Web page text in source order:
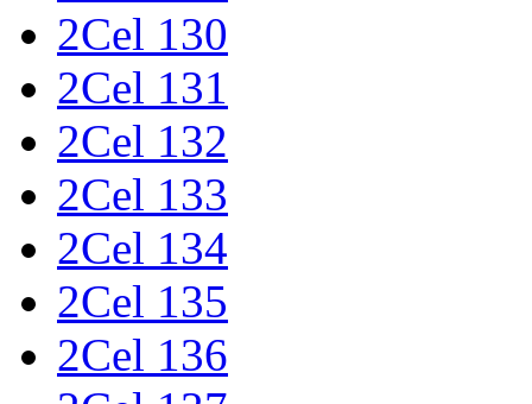
2Cel 130
2Cel 131
2Cel 132
2Cel 133
2Cel 134
2Cel 135
2Cel 136